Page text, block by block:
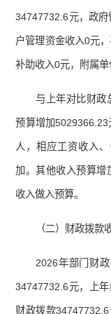
34747732.6元，政
户管理资金收入0元
补助收入0元，附属
与上年对比财政
预算增加
人，相应工资收入
加。其他收入预算增
收入做入预算。
（二）财政拨款
2026年部门财
34747732.6元，上
财政拨款